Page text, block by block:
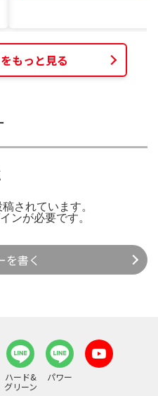
もっと見る
されています。
ンが必要です。
を書く
ハード&
グリーン
パワー